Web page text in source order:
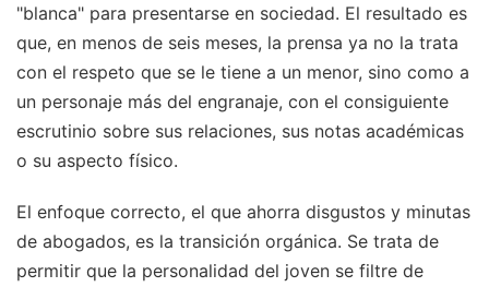
"blanca" para presentarse en sociedad. El resultado es
que, en menos de seis meses, la prensa ya no la trata
con el respeto que se le tiene a un menor, sino como a
un personaje más del engranaje, con el consiguiente
escrutinio sobre sus relaciones, sus notas académicas
o su aspecto físico.
El enfoque correcto, el que ahorra disgustos y minutas
de abogados, es la transición orgánica. Se trata de
permitir que la personalidad del joven se filtre de